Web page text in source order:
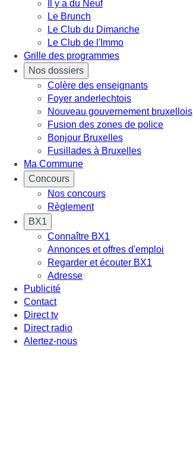
Il y a du Neuf
Le Brunch
Le Club du Dimanche
Le Club de l'Immo
Grille des programmes
Nos dossiers
Colère des enseignants
Foyer anderlechtois
Nouveau gouvernement bruxellois
Fusion des zones de police
Bonjour Bruxelles
Fusillades à Bruxelles
Ma Commune
Concours
Nos concours
Règlement
BX1
Connaître BX1
Annonces et offres d'emploi
Regarder et écouter BX1
Adresse
Publicité
Contact
Direct tv
Direct radio
Alertez-nous